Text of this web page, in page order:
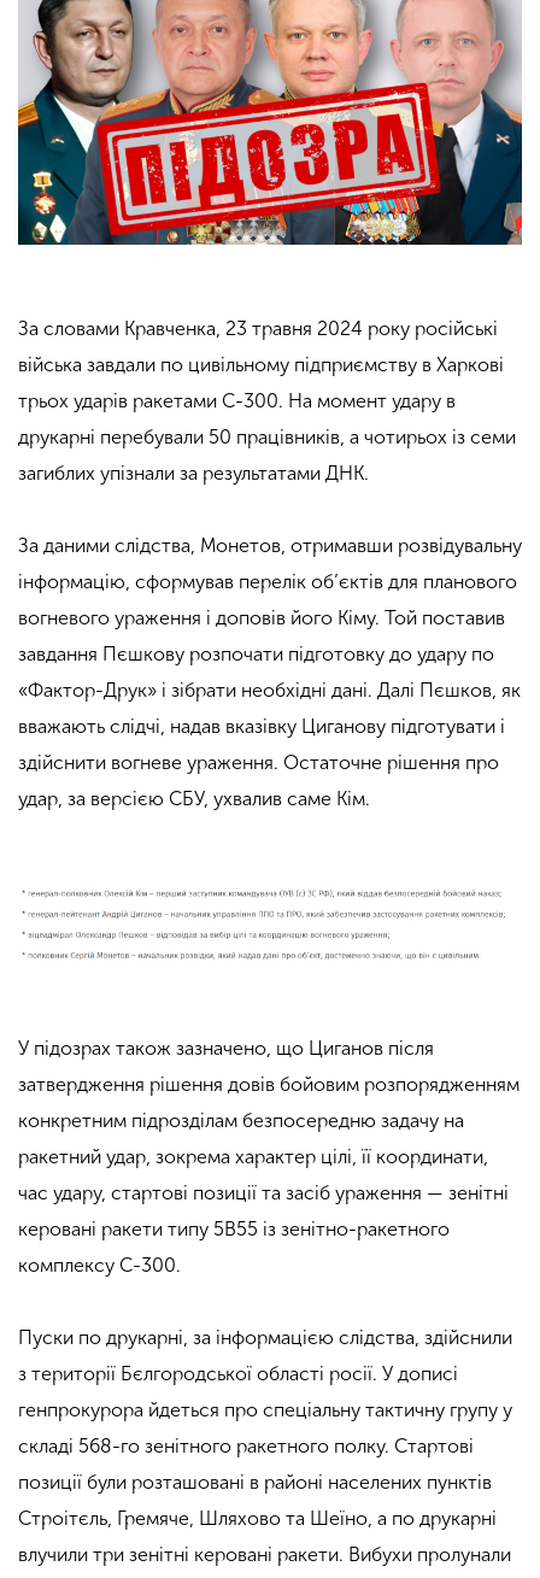
За словами Кравченка, 23 травня 2024 року російські
війська завдали по цивільному підприємству в Харкові
трьох ударів ракетами С-300. На момент удару в
друкарні перебували 50 працівників, а чотирьох із семи
загиблих упізнали за результатами ДНК.
За даними слідства, Монетов, отримавши розвідувальну
інформацію, сформував перелік об’єктів для планового
вогневого ураження і доповів його Кіму. Той поставив
завдання Пєшкову розпочати підготовку до удару по
«Фактор-Друк» і зібрати необхідні дані. Далі Пєшков, як
вважають слідчі, надав вказівку Циганову підготувати і
здійснити вогневе ураження. Остаточне рішення про
удар, за версією СБУ, ухвалив саме Кім.
У підозрах також зазначено, що Циганов після
затвердження рішення довів бойовим розпорядженням
конкретним підрозділам безпосередню задачу на
ракетний удар, зокрема характер цілі, її координати,
час удару, стартові позиції та засіб ураження — зенітні
керовані ракети типу 5В55 із зенітно-ракетного
комплексу С-300.
Пуски по друкарні, за інформацією слідства, здійснили
з території Бєлгородської області росії. У дописі
генпрокурора йдеться про спеціальну тактичну групу у
складі 568-го зенітного ракетного полку. Стартові
позиції були розташовані в районі населених пунктів
Строітєль, Гремяче, Шляхово та Шеїно, а по друкарні
влучили три зенітні керовані ракети. Вибухи пролунали